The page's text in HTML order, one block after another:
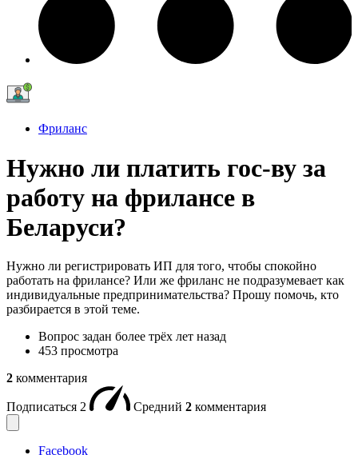
Фриланс
Нужно ли платить гос-ву за
работу на фрилансе в
Беларуси?
Нужно ли регистрировать ИП для того, чтобы спокойно
работать на фрилансе? Или же фриланс не подразумевает как
индивидуальные предпринимательства? Прошу помочь, кто
разбирается в этой теме.
Вопрос задан более трёх лет назад
453 просмотра
2 комментария
Подписаться 2 Средний 2 комментария
Facebook